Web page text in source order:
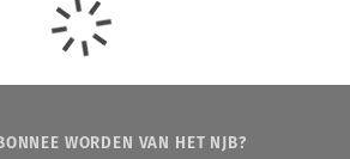
WORDEN VAN HET NJB?